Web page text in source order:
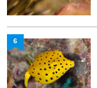
6